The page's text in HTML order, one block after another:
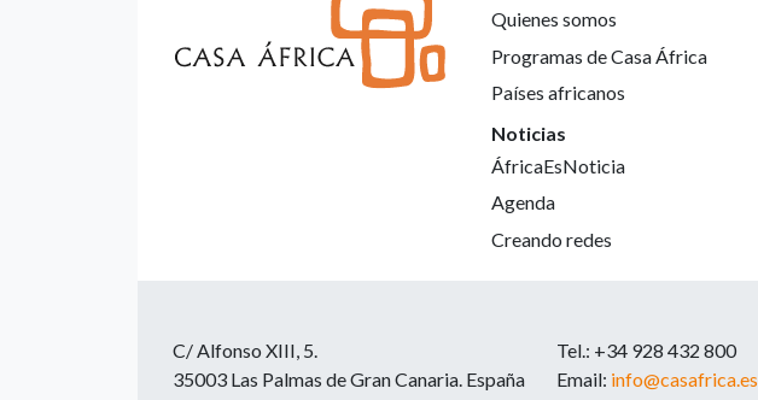
Quienes somos
Programas de Casa África
Países africanos
Noticias
ÁfricaEsNoticia
Agenda
Creando redes
C/ Alfonso XIII, 5.
35003 Las Palmas de Gran Canaria. España
Tel.: +34 928 432 800
Email: info@casafrica.es